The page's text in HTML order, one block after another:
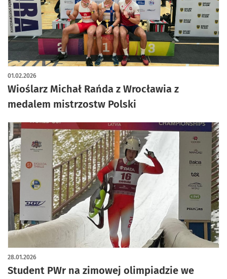
Wioślarz Michał Rańda z Wrocławia z
medalem mistrzostw Polski
01.02.2026
Student PWr na zimowej olimpiadzie we
28.01.2026